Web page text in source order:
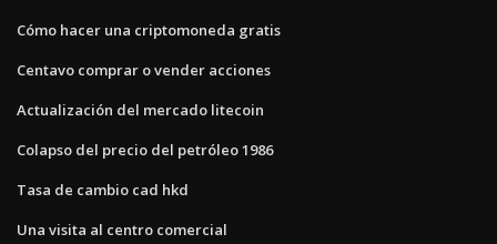
Cómo hacer una criptomoneda gratis
Centavo comprar o vender acciones
Actualización del mercado litecoin
Colapso del precio del petróleo 1986
Tasa de cambio cad hkd
Una visita al centro comercial